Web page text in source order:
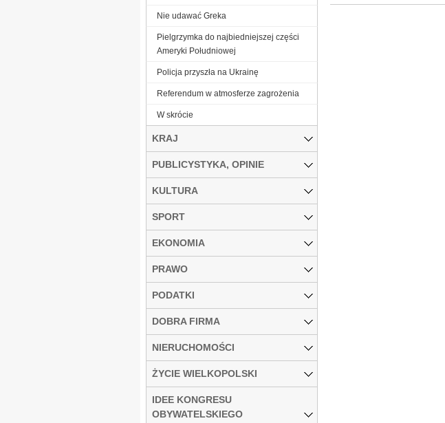
Nie udawać Greka
Pielgrzymka do najbiedniejszej części
Ameryki Południowej
Policja przyszła na Ukrainę
Referendum w atmosferze zagrożenia
W skrócie
KRAJ
PUBLICYSTYKA, OPINIE
KULTURA
SPORT
EKONOMIA
PRAWO
PODATKI
DOBRA FIRMA
NIERUCHOMOŚCI
ŻYCIE WIELKOPOLSKI
IDEE KONGRESU
OBYWATELSKIEGO